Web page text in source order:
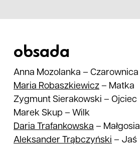
obsada
Anna Mozolanka – Czarownica
Maria Robaszkiewicz – Matka
Zygmunt Sierakowski – Ojciec
Marek Skup – Wilk
Daria Trafankowska – Małgosia
Aleksander Trąbczyński – Jaś